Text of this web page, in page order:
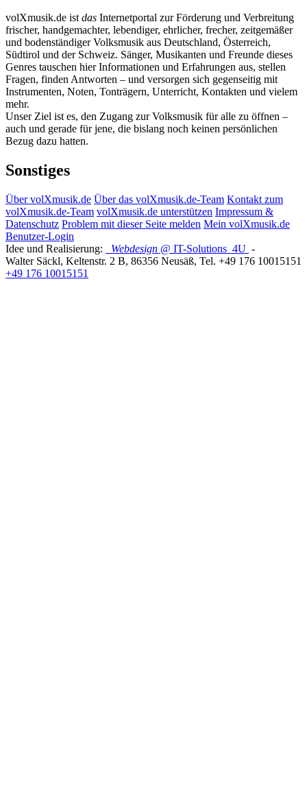
volXmusik.de ist das Internetportal zur Förderung und Verbreitung
frischer, handgemachter, lebendiger, ehrlicher, frecher, zeitgemäßer
und bodenständiger Volksmusik aus Deutschland, Österreich,
Südtirol und der Schweiz. Sänger, Musikanten und Freunde dieses
Genres tauschen hier Informationen und Erfahrungen aus, stellen
Fragen, finden Antworten – und versorgen sich gegenseitig mit
Instrumenten, Noten, Tonträgern, Unterricht, Kontakten und vielem
mehr.
Unser Ziel ist es, den Zugang zur Volksmusik für alle zu öffnen –
auch und gerade für jene, die bislang noch keinen persönlichen
Bezug dazu hatten.
Sonstiges
Über volXmusik.de Über das volXmusik.de-Team Kontakt zum
volXmusik.de-Team volXmusik.de unterstützen Impressum &
Datenschutz Problem mit dieser Seite melden Mein volXmusik.de
Benutzer-Login
Idee und Realisierung:
Webdesign @ IT-Solutions 4U -
Walter Säckl, Keltenstr. 2 B, 86356 Neusäß, Tel. +49 176 10015151
+49 176 10015151